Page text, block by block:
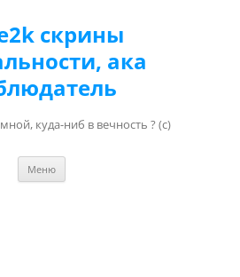
скрины
ака
куда-ниб в вечность ? (с)
Меню